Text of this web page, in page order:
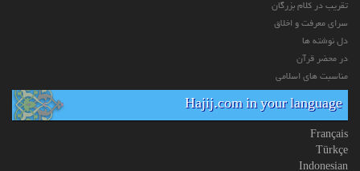
تقریب در کلام بزرگان
سرای معرفت و اخلاق
دل نوشته ها
در محضر قرآن
مناسبت های اسلامی
Hajij.com in your language
Français
Türkçe
Indonesian